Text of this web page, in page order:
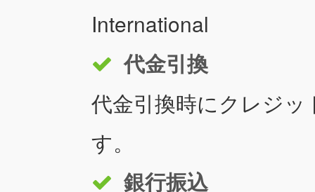
International
代金引換
代金引換時にクレジ
す。
銀行振込